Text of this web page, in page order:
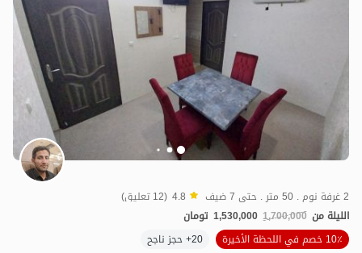
2 غرفة نوم . 50 متر . حتى 7 ضيف 4.8 (12 تعليق)
الليلة من 1,700,000
1,530,000 تومان
10٪ خصم في اللحظة الأخيرة
20+ حجز ناجح